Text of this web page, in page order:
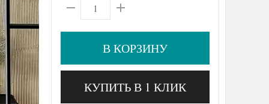
В КОРЗИНУ
КУПИТЬ В 1 КЛИК